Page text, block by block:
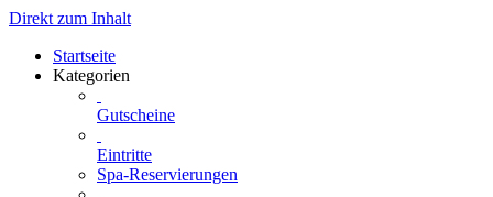
Direkt zum Inhalt
Startseite
Kategorien
Gutscheine
Eintritte
Spa-Reservierungen